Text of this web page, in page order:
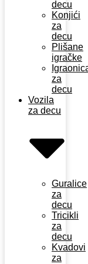
decu
Konjići
za
decu
Plišane
igračke
za
decu
Vozila
za decu
Guralice
za
decu
Tricikli
za
decu
Kvadovi
za